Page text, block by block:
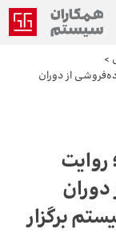
>
از دوران
روایت
برگزار